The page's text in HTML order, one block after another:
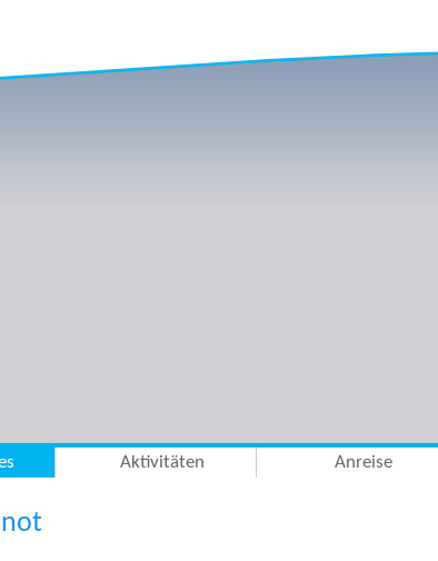
Anreise
Aktivitäten